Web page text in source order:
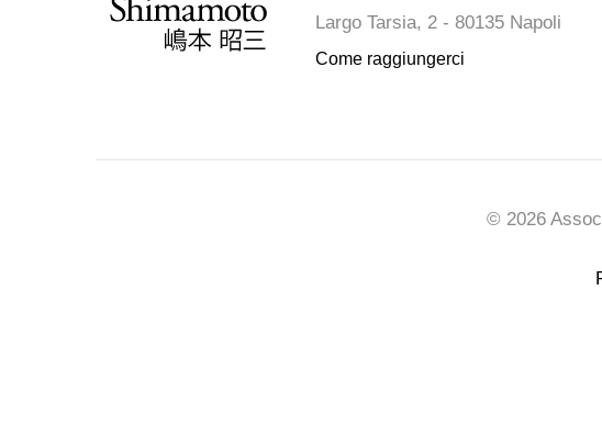
Largo Tarsia, 2 - 80135 Napoli
Come raggiungerci
© 2026